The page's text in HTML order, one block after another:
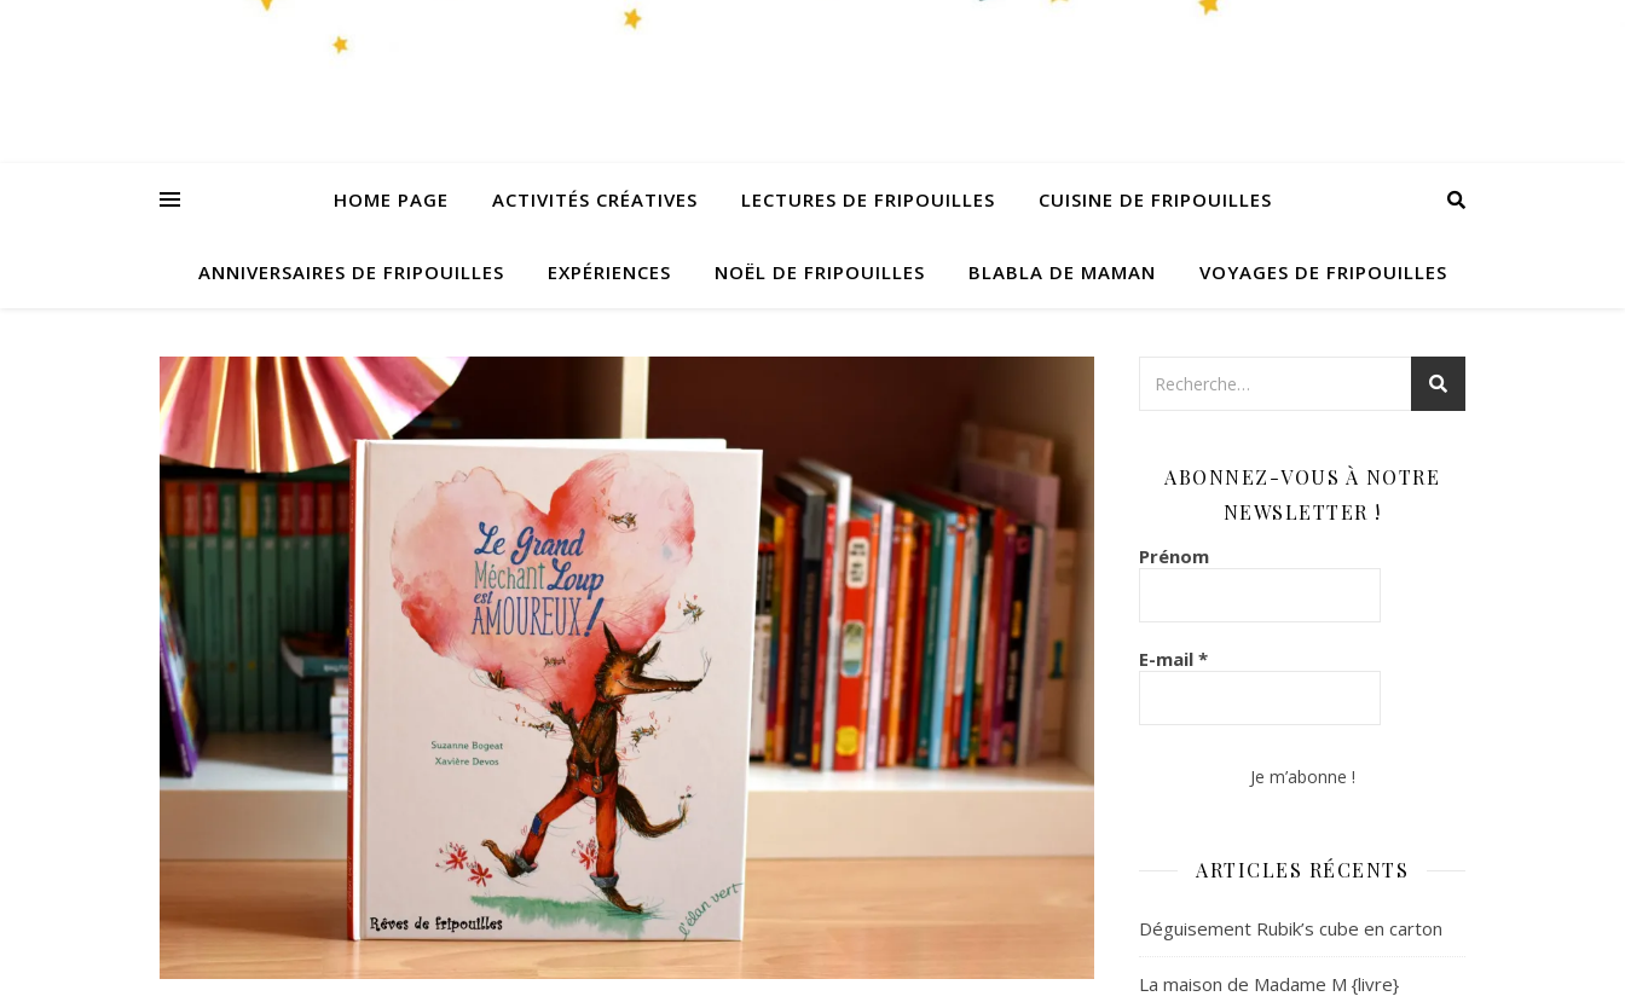
HOME PAGE ACTIVITÉS CRÉATIVES LECTURES DE FRIPOUILLES CUISINE DE FRIPOUILLES
ANNIVERSAIRES DE FRIPOUILLES EXPÉRIENCES NOËL DE FRIPOUILLES BLABLA DE MAMAN VOYAGES DE FRIPOUILLES
ABONNEZ-VOUS À NOTRE
NEWSLETTER !
Prénom
E-mail *
ARTICLES RÉCENTS
Déguisement Rubik’s cube en carton
La maison de Madame M {livre}